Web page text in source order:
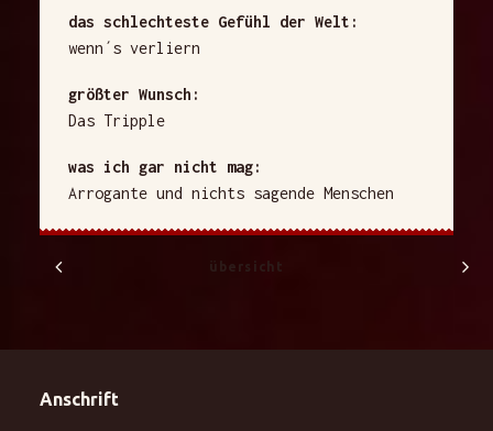
das schlechteste Gefühl der Welt:
wenn´s verliern
größter Wunsch:
Das Tripple
was ich gar nicht mag:
Arrogante und nichts sagende Menschen
übersicht
Anschrift